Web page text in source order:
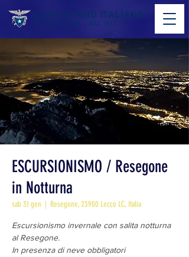
ESCURSIONISMO / Resegone
in Notturna
sab 31 gen
  |
Resegone, 23900 Lecco LC, Italia
Escursionismo invernale con salita notturna
al Resegone.
In presenza di neve obbligatori